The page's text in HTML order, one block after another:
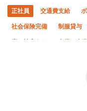
正社員 交通費支給
社会保険完備 制服貸与
60代
残業月10時間